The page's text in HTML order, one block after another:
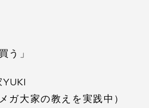
う」
ガ大家の教えを実践中）